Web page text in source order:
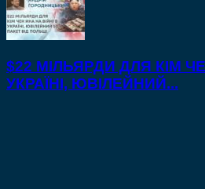
$22 МІЛЬЯРДИ ДЛЯ КІМ
УКРАЇНІ, ЮВІЛЕЙНИЙ...